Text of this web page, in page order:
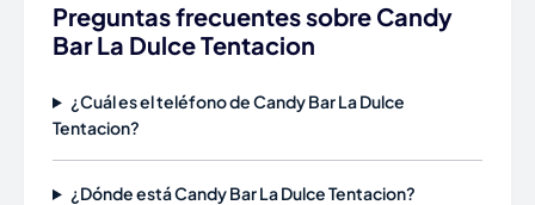
Preguntas frecuentes sobre Candy
Bar La Dulce Tentacion
¿Cuál es el teléfono de Candy Bar La Dulce
Tentacion?
¿Dónde está Candy Bar La Dulce Tentacion?